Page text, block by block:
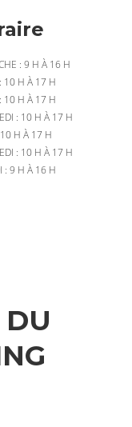
: 9 H À 16 H
10 H À 17 H
10 H À 17 H
: 10 H À 17 H
H À 17 H
: 10 H À 17 H
: 9 H À 16 H